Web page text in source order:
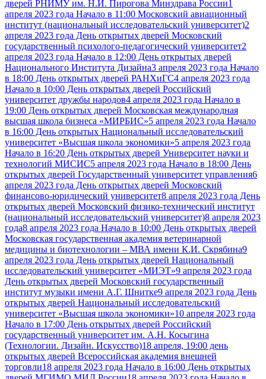
дверей РНИМУ им. Н.И. Пирогова Минздрава России1
апреля 2023 года Начало в 11:00 Московский авиационный
институт (национальный исследовательский университет)2
апреля 2023 года День открытых дверей Московский
государственный психолого-педагогический университет2
апреля 2023 года Начало в 12:00 День открытых дверей
Национального Института Дизайна3 апреля 2023 года Начало
в 18:00 День открытых дверей РАНХиГС4 апреля 2023 года
Начало в 10:00 День открытых дверей Российский
университет дружбы народов4 апреля 2023 года Начало в
19:00 День открытых дверей Московская международная
высшая школа бизнеса «МИРБИС»5 апреля 2023 года Начало
в 16:00 День открытых Национальный исследовательский
университет «Высшая школа экономики»5 апреля 2023 года
Начало в 16:20 День открытых дверей Университет науки и
технологий МИСИС5 апреля 2023 года Начало в 18:00 День
открытых дверей Государственный университет управления6
апреля 2023 года День открытых дверей Московский
финансово-юридический университет8 апреля 2023 года День
открытых дверей Московский физико-технический институт
(национальный исследовательский университет)8 апреля 2023
года8 апреля 2023 года Начало в 10:00 День открытых дверей
Московская государственная академия ветеринарной
медицины и биотехнологии – МВА имени К.И. Скрябина9
апреля 2023 года День открытых дверей Национальный
исследовательский университет «МИЭТ»9 апреля 2023 года
День открытых дверей Московский государственный
институт музыки имени А.Г. Шнитке9 апреля 2023 года День
открытых дверей Национальный исследовательский
университет «Высшая школа экономики»10 апреля 2023 года
Начало в 17:00 День открытых дверей Российский
государственный университет им. А.Н. Косыгина
(Технологии. Дизайн. Искусство)18 апреля, 19:00 день
открытых дверей Всероссийская академия внешней
торговли18 апреля 2023 года Начало в 16:00 День открытых